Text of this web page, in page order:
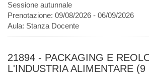
Sessione autunnale
Prenotazione: 09/08/2026 - 06/09/2026
Aula: Stanza Docente
21894 - PACKAGING E
L'INDUSTRIA ALIMENTARE (9